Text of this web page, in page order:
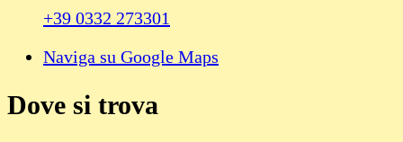
+39 0332 273301
Naviga su Google Maps
Dove si trova